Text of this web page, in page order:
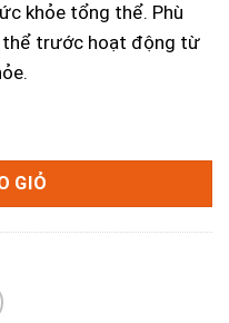
khỏe tổng thể. Phù
thể trước hoạt động từ
GIỎ